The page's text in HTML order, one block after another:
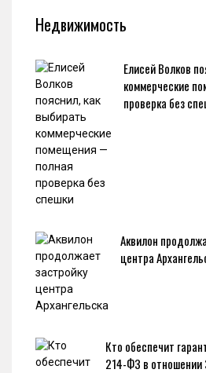
Недвижимость
Елисей Волков
коммерческие
проверка без
Аквилон
центра
Кто обеспечит
214-ФЗ в